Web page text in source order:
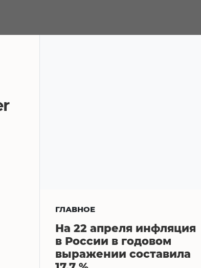
ГЛАВНОЕ
На 22 апреля инфляция
в России в годовом
выражении составила